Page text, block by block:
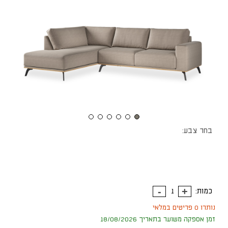
בחר צבע:
כמות:
נותרו 0 פריטים במלאי
זמן אספקה משוער בתאריך 18/08/2026